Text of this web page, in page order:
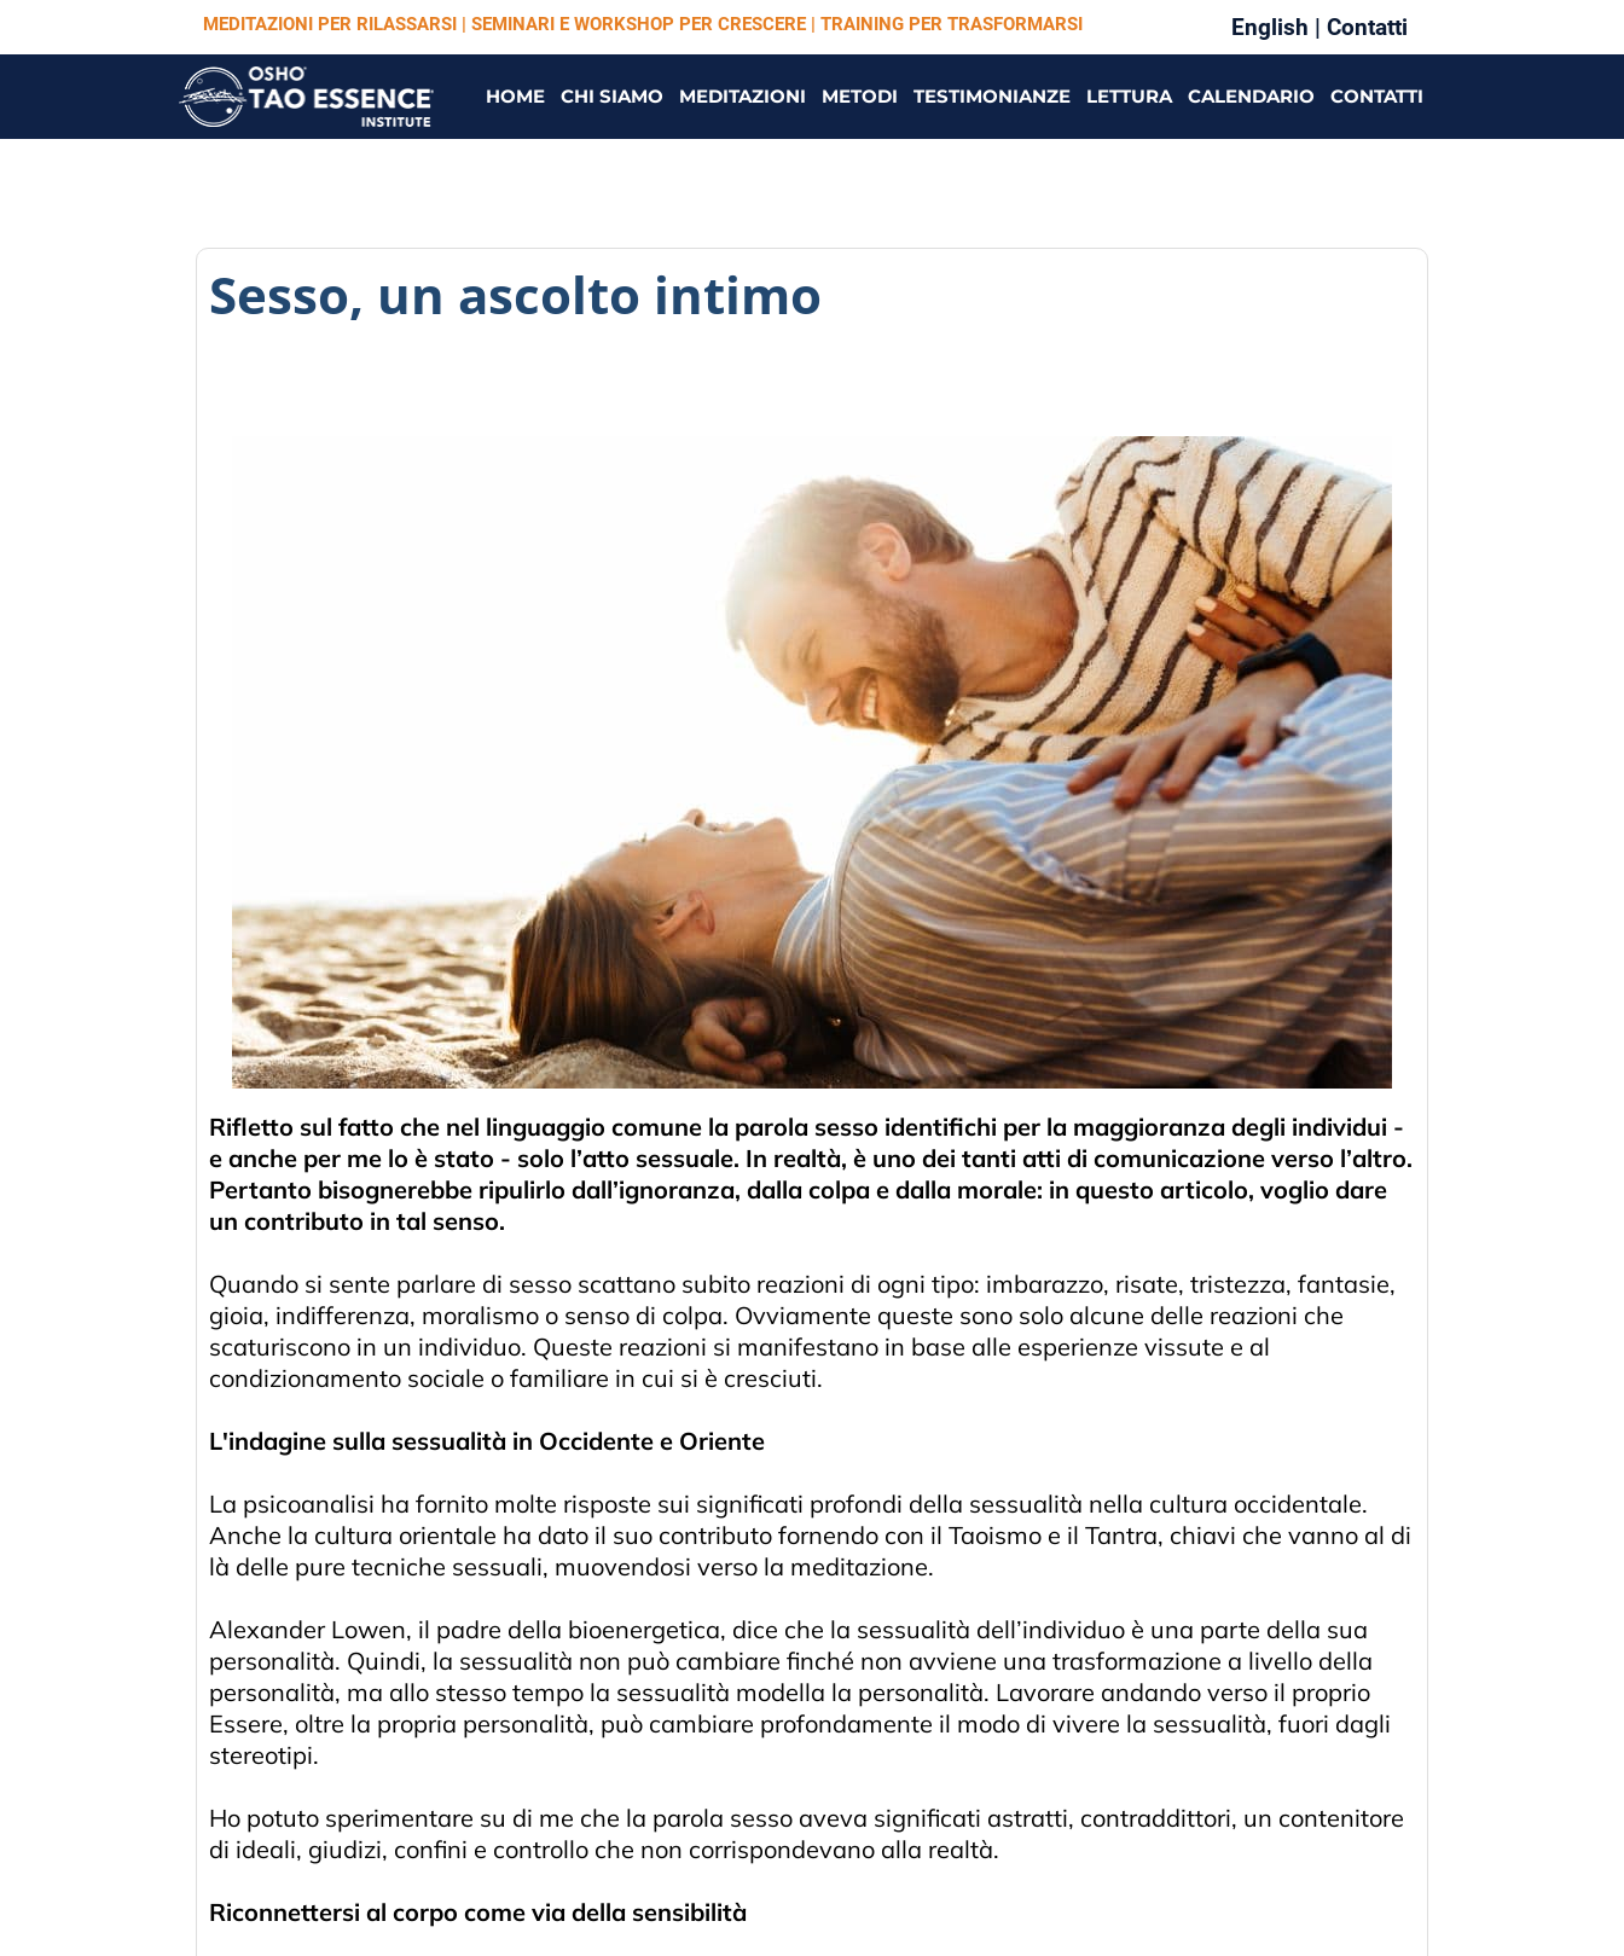
MEDITAZIONI PER RILASSARSI | SEMINARI E WORKSHOP PER CRESCERE | TRAINING PER TRASFORMARSI English | Contatti
HOME CHI SIAMO MEDITAZIONI METODI TESTIMONIANZE LETTURA CALENDARIO CONTATTI
Sesso, un ascolto intimo
Rifletto sul fatto che nel linguaggio comune la parola sesso identifichi per la maggioranza degli individui -
e anche per me lo è stato - solo l’atto sessuale. In realtà, è uno dei tanti atti di comunicazione verso l’altro.
Pertanto bisognerebbe ripulirlo dall’ignoranza, dalla colpa e dalla morale: in questo articolo, voglio dare
un contributo in tal senso.
Quando si sente parlare di sesso scattano subito reazioni di ogni tipo: imbarazzo, risate, tristezza, fantasie,
gioia, indifferenza, moralismo o senso di colpa. Ovviamente queste sono solo alcune delle reazioni che
scaturiscono in un individuo. Queste reazioni si manifestano in base alle esperienze vissute e al
condizionamento sociale o familiare in cui si è cresciuti.
L'indagine sulla sessualità in Occidente e Oriente
La psicoanalisi ha fornito molte risposte sui significati profondi della sessualità nella cultura occidentale.
Anche la cultura orientale ha dato il suo contributo fornendo con il Taoismo e il Tantra, chiavi che vanno al di
là delle pure tecniche sessuali, muovendosi verso la meditazione.
Alexander Lowen, il padre della bioenergetica, dice che la sessualità dell’individuo è una parte della sua
personalità. Quindi, la sessualità non può cambiare finché non avviene una trasformazione a livello della
personalità, ma allo stesso tempo la sessualità modella la personalità. Lavorare andando verso il proprio
Essere, oltre la propria personalità, può cambiare profondamente il modo di vivere la sessualità, fuori dagli
stereotipi.
Ho potuto sperimentare su di me che la parola sesso aveva significati astratti, contraddittori, un contenitore
di ideali, giudizi, confini e controllo che non corrispondevano alla realtà.
Riconnettersi al corpo come via della sensibilità